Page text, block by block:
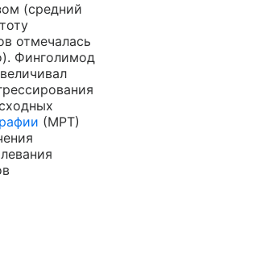
(средний
отмечалась
Финголимод
(МРТ)